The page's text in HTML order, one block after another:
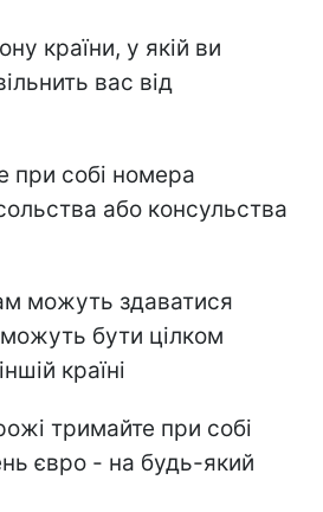
країни, у якій ви
вас від
при собі номера
або консульства
можуть здаватися
бути цілком
країні
тримайте при собі
євро - на будь-який